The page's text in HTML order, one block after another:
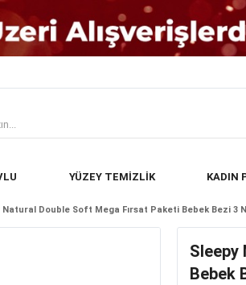
YÜZEY TEMİZLİK KADIN
Natural Double Soft Mega Fırsat Paketi Bebek Bezi 3
Sleepy
Bebek